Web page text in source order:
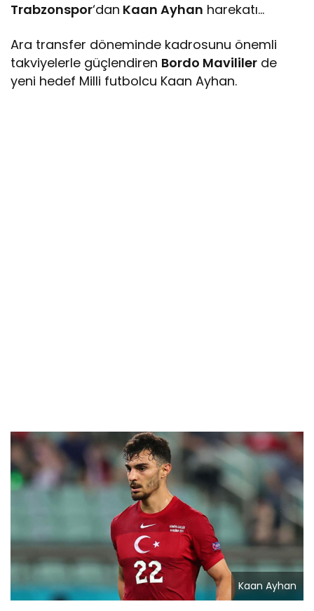
Trabzonspor‘dan Kaan Ayhan harekatı…
Ara transfer döneminde kadrosunu önemli
takviyelerle güçlendiren Bordo Mavililer de
yeni hedef Milli futbolcu Kaan Ayhan.
Kaan Ayhan